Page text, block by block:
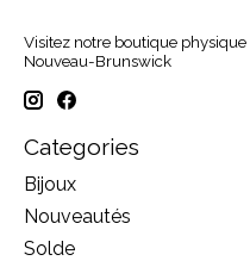
Visitez notre boutique physique
Nouveau-Brunswick
Categories
Bijoux
Nouveautés
Solde